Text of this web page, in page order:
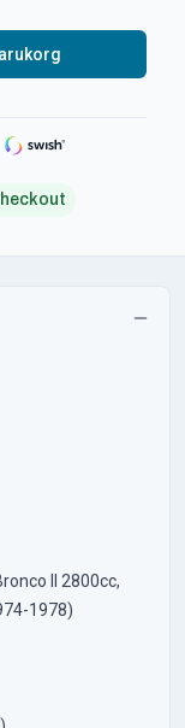
II 2800cc,
1978)